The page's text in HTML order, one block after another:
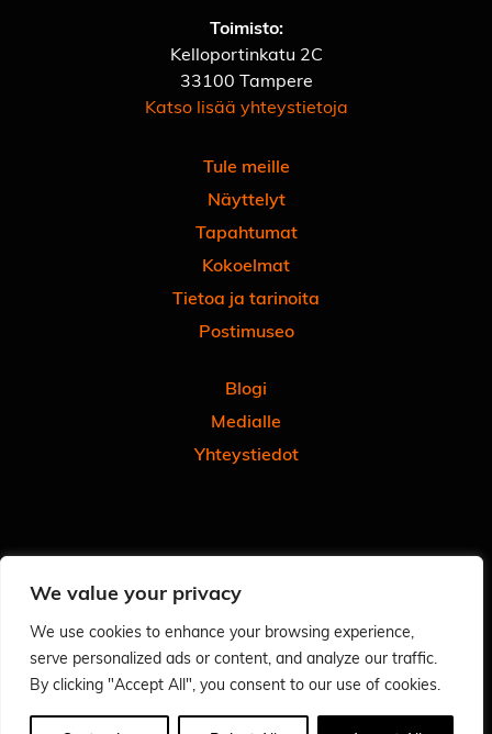
We value your privacy
We use cookies to enhance your browsing experience,
serve personalized ads or content, and analyze our traffic.
By clicking "Accept All", you consent to our use of cookies.
Toimisto:
Kelloportinkatu 2C
33100 Tampere
Katso lisää yhteystietoja
Tule meille
Näyttelyt
Tapahtumat
Kokoelmat
Tietoa ja tarinoita
Postimuseo
Blogi
Medialle
Yhteystiedot
Tilaa uutiskirjeemme
Anna meille palautetta
Arvioi käyntisi Googlessa - autat meitä ja muita
Tietosuoja
Saavutettavuusseloste